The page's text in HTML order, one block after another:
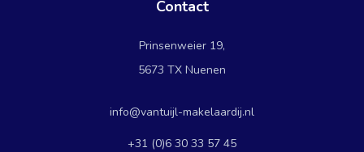
Contact
Prinsenweier 19,
5673 TX Nuenen
info@vantuijl-makelaardij.nl
+31 (0)6 30 33 57 45